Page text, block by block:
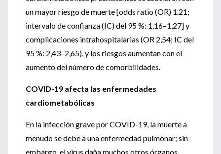
un mayor riesgo de muerte [odds ratio (OR) 1.21;
intervalo de confianza (IC) del 95 %: 1,16–1,27] y
complicaciones intrahospitalarias (OR 2,54; IC del
95 %: 2,43–2,65), y los riesgos aumentan con el
aumento del número de comorbilidades.
COVID-19 afecta las enfermedades
cardiometabólicas
En la infección grave por COVID-19, la muerte a
menudo se debe a una enfermedad pulmonar; sin
embargo, el virus daña muchos otros órganos,